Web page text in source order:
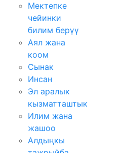
Мектепке
чейинки
билим берүү
Аял жана
коом
Сынак
Инсан
Эл аралык
кызматташтык
Илим жана
жашоо
Алдыңкы